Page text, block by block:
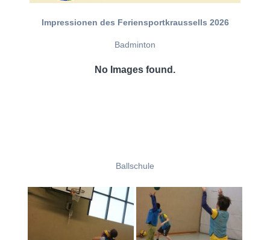
Impressionen des Feriensportkraussells 2026
Badminton
No Images found.
Ballschule